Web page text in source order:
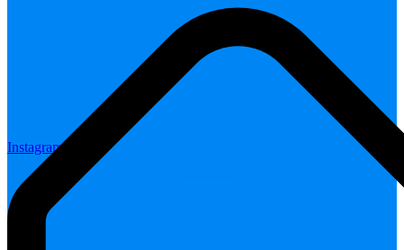
Instagram